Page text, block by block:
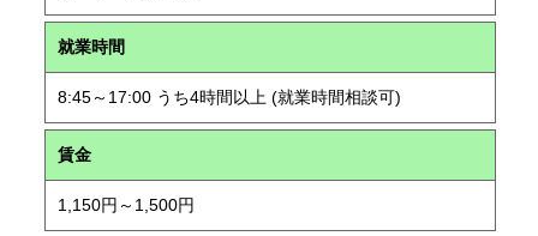
就業時間
8:45～17:00 うち4時間以上 (就業時間相談可)
賃金
1,150円～1,500円